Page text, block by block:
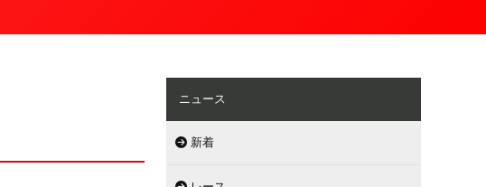
ニュース
新着